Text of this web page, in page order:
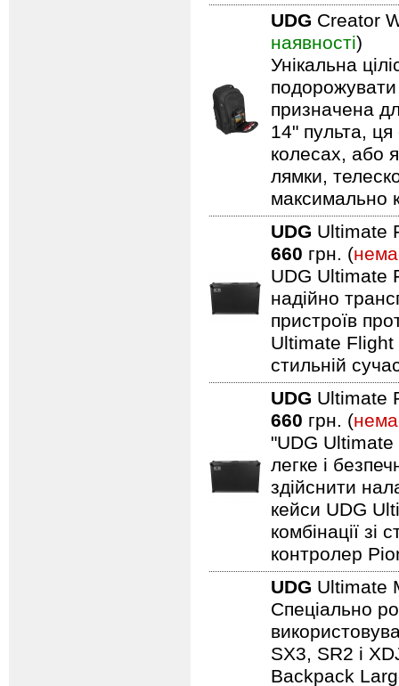
UDG Creator
наявності)
Унікальна
подорожувати
призначена
14" пульта,
колесах, або
лямки,
максимально
UDG Ultimate
660 грн. (
UDG Ultimate
надійно
пристроїв
Ultimate Flight
стильній
UDG Ultimate
660 грн. (
"UDG
легке і
здійснити
кейси UDG
комбінації
контролер
UDG Ultimate
Спеціально
SX3, SR2 і
Backpack